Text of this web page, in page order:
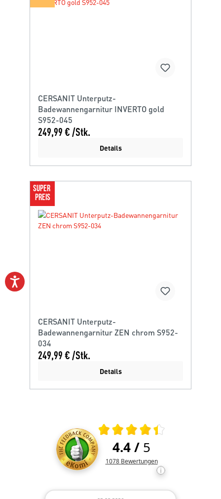
CERSANIT Unterputz-
Badewannengarnitur INVERTO gold
S952-045
249,99 € /Stk.
Details
SUPER
PREIS
CERSANIT Unterputz-
Badewannengarnitur ZEN chrom S952-
034
249,99 € /Stk.
Details
Kundenbewertungen und
Durchschnittliche Bewertung 4.4
4.4/ 5
1078 Bewertungen